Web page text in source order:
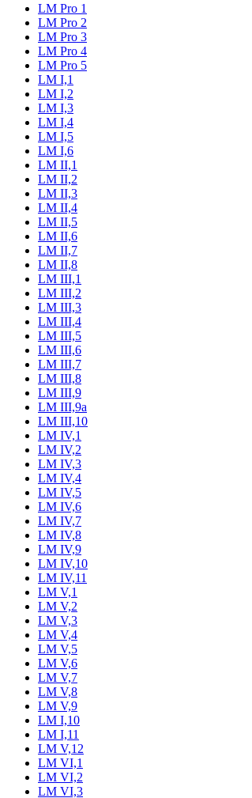
LM Pro 1
LM Pro 2
LM Pro 3
LM Pro 4
LM Pro 5
LM I,1
LM I,2
LM I,3
LM I,4
LM I,5
LM I,6
LM II,1
LM II,2
LM II,3
LM II,4
LM II,5
LM II,6
LM II,7
LM II,8
LM III,1
LM III,2
LM III,3
LM III,4
LM III,5
LM III,6
LM III,7
LM III,8
LM III,9
LM III,9a
LM III,10
LM IV,1
LM IV,2
LM IV,3
LM IV,4
LM IV,5
LM IV,6
LM IV,7
LM IV,8
LM IV,9
LM IV,10
LM IV,11
LM V,1
LM V,2
LM V,3
LM V,4
LM V,5
LM V,6
LM V,7
LM V,8
LM V,9
LM I,10
LM I,11
LM V,12
LM VI,1
LM VI,2
LM VI,3